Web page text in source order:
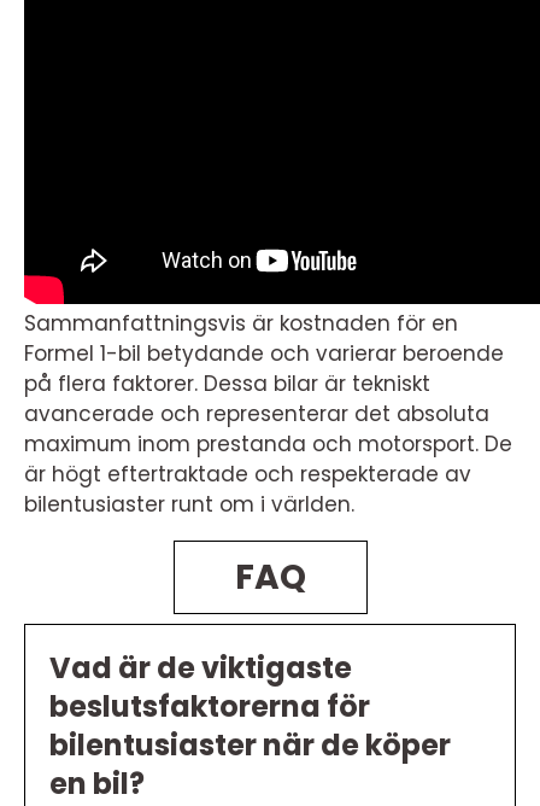
Sammanfattningsvis är kostnaden för en
Formel 1-bil betydande och varierar beroende
på flera faktorer. Dessa bilar är tekniskt
avancerade och representerar det absoluta
maximum inom prestanda och motorsport. De
är högt eftertraktade och respekterade av
bilentusiaster runt om i världen.
FAQ
Vad är de viktigaste
beslutsfaktorerna för
bilentusiaster när de köper
en bil?